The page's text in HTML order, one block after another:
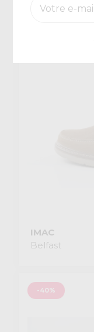
IMAC
Belfast
-40%